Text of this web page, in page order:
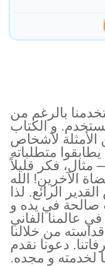
بالرغم من
و الكتاب
الأمثلة لأشخاص
متطلباته
مثال، فكر قليلاً
الآخرين! الله
الرائع. لذا
صالحة في يده و
عالمنا الفاني
من خلالنا
دعونا نقدم
لخدمته و مجده.